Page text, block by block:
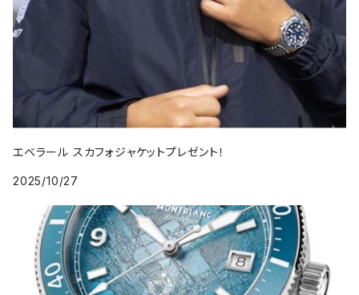
エベラール スカフォジャケットプレゼント！
2025/10/27